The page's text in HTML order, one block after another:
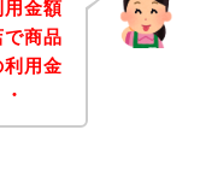
用金額
商品
用金